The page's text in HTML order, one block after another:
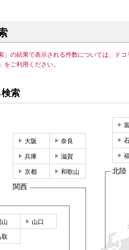
」の結果で表示される件数については、ド
をご利用ください。
索
北陸
大阪 奈良
兵庫 滋賀
京都 和歌山
関西
山 山口
取